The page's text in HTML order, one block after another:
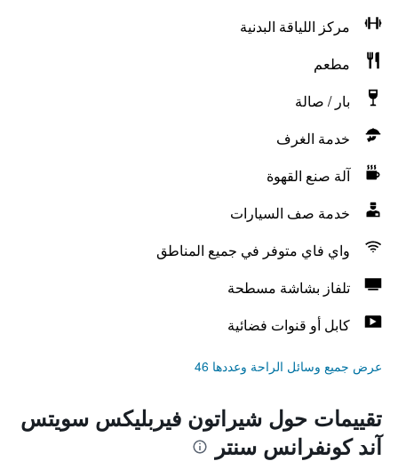
مركز اللياقة البدنية
مطعم
بار / صالة
خدمة الغرف
آلة صنع القهوة
خدمة صف السيارات
واي فاي متوفر في جميع المناطق
تلفاز بشاشة مسطحة
كابل أو قنوات فضائية
عرض جميع وسائل الراحة وعددها 46
تقييمات حول شيراتون فيربليكس سويتس
آند كونفرانس سنتر